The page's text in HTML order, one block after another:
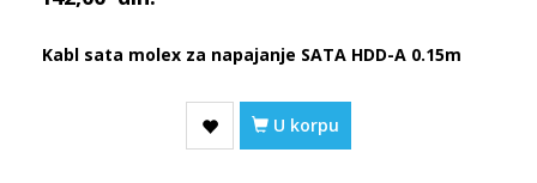
Kabl sata molex za napajanje SATA HDD-A 0.15m
U korpu